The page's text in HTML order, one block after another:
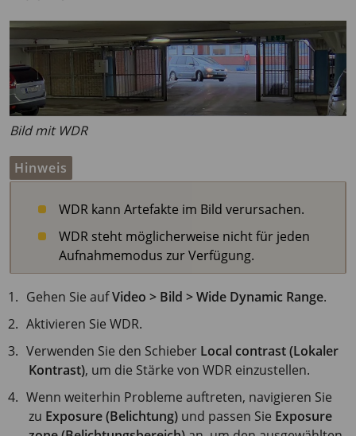
Bild mit WDR
Hinweis
WDR kann Artefakte im Bild verursachen.
WDR steht möglicherweise nicht für jeden
Aufnahmemodus zur Verfügung.
Gehen Sie aufVideo > Bild > Wide Dynamic Range.
Aktivieren Sie WDR.
Verwenden Sie den Schieber Local contrast (Lokaler
Kontrast), um die Stärke von WDR einzustellen.
Wenn weiterhin Probleme auftreten, navigieren Sie
zu Exposure (Belichtung) und passen Sie Exposure